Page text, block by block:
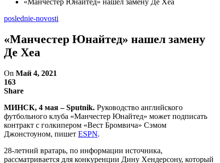
«Манчестер Юнайтед» нашел замену Де Хеа
poslednie-novosti
«Манчестер Юнайтед» нашел замену
Де Хеа
On Май 4, 2021
163
Share
МИНСК, 4 мая – Sputnik. Руководство английского
футбольного клуба «Манчестер Юнайтед» может подписать
контракт с голкипером «Вест Бромвича» Сэмом
Джонстоуном, пишет ESPN.
28-летний вратарь, по информации источника,
рассматривается для конкуренции Дину Хендерсону, который